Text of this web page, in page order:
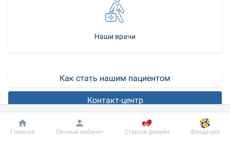
Наши врачи
Как стать нашим пациентом
Контакт-центр
Артроскопия суставов – что нужно знать
Добробут Информация Пациенту
Главная Личный кабинет Старый дизайн Фондация